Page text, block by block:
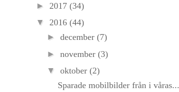
► 2017 (34)
▼ 2016 (44)
► december (7)
► november (3)
▼ oktober (2)
Sparade mobilbilder från i våras...